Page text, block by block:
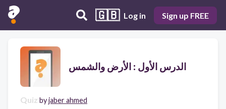
🇬🇧 Log in Sign up FREE
الدرس الأول : الأرض والشمس
Quiz byjaber ahmed